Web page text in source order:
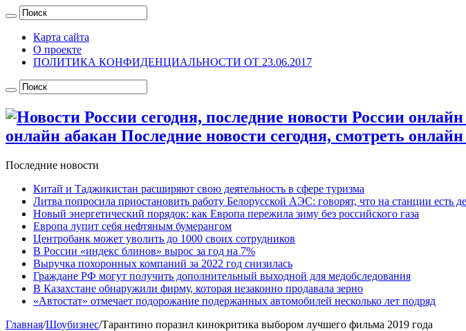
Карта сайта
О проекте
ПОЛИТИКА КОНФИДЕНЦИАЛЬНОСТИ ОТ 23.06.2017
онлайн абакан Последние новости сегодня, смотреть
Последние новости
Китай и Таджикистан расширяют свою деятельность в сфере туризма
Литва попросила приостановить работу Белорусской АЭС: говорят, что на станции есть
Новый энергетический порядок: как Европа пережила зиму без российского газа
Европа лупит себя нефтяным бумерангом
Центробанк может уволить до 1000 своих сотрудников
В России «индекс блинов» вырос за год на 7%
Выручка похоронных компаний за 2022 год снизилась
Граждане РФ могут получить дополнительный выходной для медобследования
В Казахстане обнаружили фирму, которая незаконно продавала зерно
«Автостат» отмечает подорожание подержанных автомобилей несколько лет подряд
Главная/Шоубизнес/Тарантино поразил кинокритика выбором лучшего фильма 2019 года